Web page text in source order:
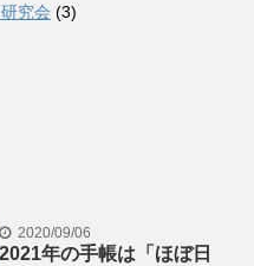
究会 (3)
2020/09/06
2021年の手帳は「ほぼ日